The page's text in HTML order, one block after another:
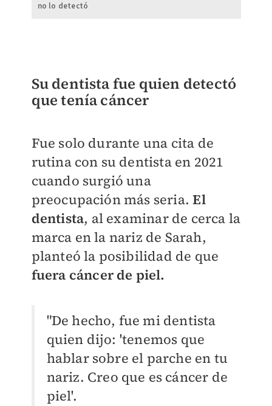
no lo detectó
Su dentista fue quien detectó
que tenía cáncer
Fue solo durante una cita de
rutina con su dentista en 2021
cuando surgió una
preocupación más seria.El
dentista, al examinar de cerca la
marca en la nariz de Sarah,
planteó la posibilidad de que
fuera cáncer de piel.
"De hecho, fue mi dentista
quien dijo: 'tenemos que
hablar sobre el parche en tu
nariz. Creo que es cáncer de
piel'.